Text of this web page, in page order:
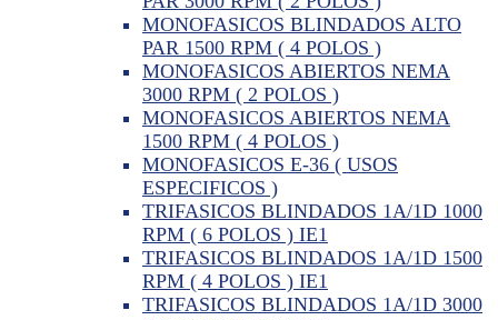
MONOFASICOS BLINDADOS ALTO
PAR 1500 RPM ( 4 POLOS )
MONOFASICOS ABIERTOS NEMA
3000 RPM ( 2 POLOS )
MONOFASICOS ABIERTOS NEMA
1500 RPM ( 4 POLOS )
MONOFASICOS E-36 ( USOS
ESPECIFICOS )
TRIFASICOS BLINDADOS 1A/1D 1000
RPM ( 6 POLOS ) IE1
TRIFASICOS BLINDADOS 1A/1D 1500
RPM ( 4 POLOS ) IE1
TRIFASICOS BLINDADOS 1A/1D 3000